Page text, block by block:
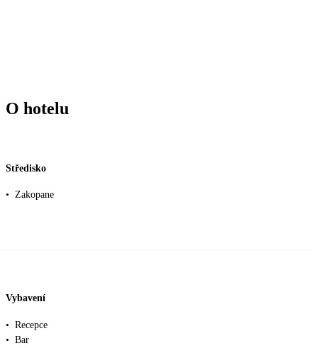
O hotelu
Středisko
• Zakopane
Vybavení
• Recepce
• Bar